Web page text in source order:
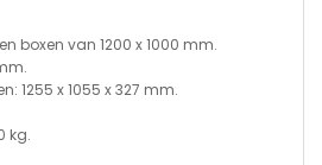
boxen van 1200 x 1000 mm.
1255 x 1055 x 327 mm.
kg.